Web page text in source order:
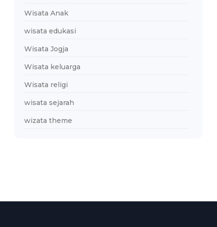
Wisata Anak
wisata edukasi
Wisata Jogja
Wisata keluarga
Wisata religi
wisata sejarah
wizata theme